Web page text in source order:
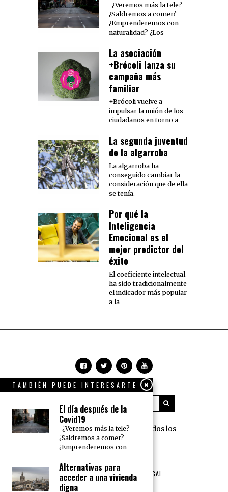
¿Veremos más la tele?
¿Saldremos a comer?
¿Emprenderemos con
naturalidad? ¿Los
La asociación
+Brócoli lanza su
campaña más
familiar
+Brócoli vuelve a
impulsar la unión de los
ciudadanos en torno a
La segunda juventud
de la algarroba
La algarroba ha
conseguido cambiar la
consideración que de ella
se tenía.
Por qué la
Inteligencia
Emocional es el
mejor predictor del
éxito
El coeficiente intelectual
ha sido tradicionalmente
el indicador más popular
a la
360 Grados Press © 2018 Todos los
derechos reservados.
NOSOTROS
TÉRMINOS DE USO Y AVISO LEGAL
POLÍTICA DE PRIVACIDAD
TAMBIÉN PUEDE INTERESARTE
El día después de la
Covid19
¿Veremos más la tele?
¿Saldremos a comer?
¿Emprenderemos con
Alternativas para
acceder a una vivienda
digna